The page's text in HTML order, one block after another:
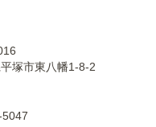
塚市東八幡1-8-2